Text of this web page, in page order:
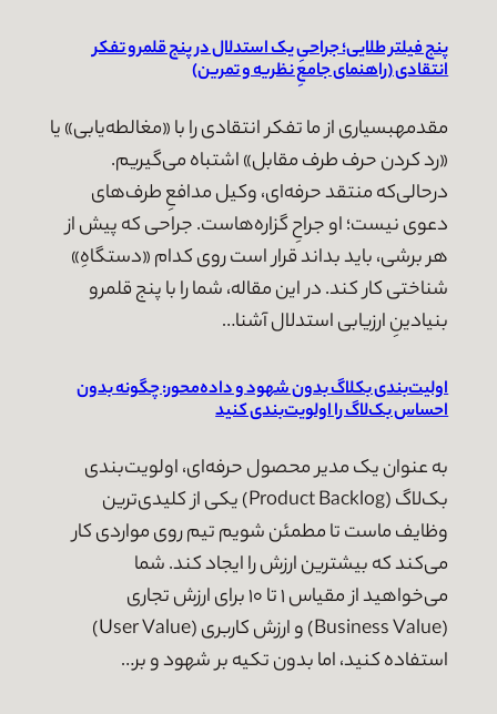
پنج فیلتر طلایی؛ جراحیِ یک استدلال در پنج قلمرو تفکر
انتقادی (راهنمای جامعِ نظریه و تمرین)
مقدمهبسیاری از ما تفکر انتقادی را با «مغالطه‌یابی» یا
«رد کردن حرف طرف مقابل» اشتباه می‌گیریم.
درحالی‌که منتقد حرفه‌ای، وکیل مدافعِ طرف‌های
دعوی نیست؛ او جراحِ گزاره‌هاست. جراحی که پیش از
هر برشی، باید بداند قرار است روی کدام «دستگاهِ»
شناختی کار کند. در این مقاله، شما را با پنج قلمرو
بنیادینِ ارزیابی استدلال آشنا…
اولیت‌بندی بکلاگ بدون شهود و داده‌محور: چگونه بدون
احساس بک‌لاگ را اولویت‌بندی کنید
به عنوان یک مدیر محصول حرفه‌ای، اولویت‌بندی
بک‌لاگ (Product Backlog) یکی از کلیدی‌ترین
وظایف ماست تا مطمئن شویم تیم روی مواردی کار
می‌کند که بیشترین ارزش را ایجاد کند. شما
می‌خواهید از مقیاس ۱ تا ۱۰ برای ارزش تجاری
(Business Value) و ارزش کاربری (User Value)
استفاده کنید، اما بدون تکیه بر شهود و بر…